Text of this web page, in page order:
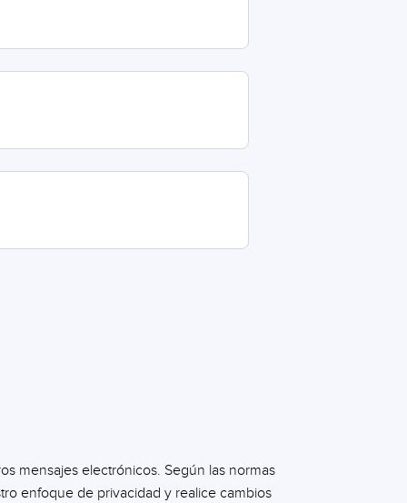
mensajes electrónicos. Según las normas
enfoque de privacidad y realice cambios